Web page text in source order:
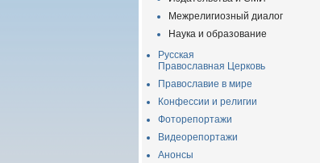
Межрелигиозный диалог
Наука и образование
Русская
Православная Церковь
Православие в мире
Конфессии и религии
Фоторепортажи
Видеорепортажи
Анонсы